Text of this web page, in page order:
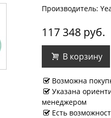
Производитель:
117 348 руб.
В корзину
Возможна
Указана
менеджером
Есть